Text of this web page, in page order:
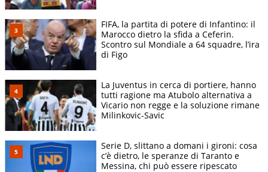
FIFA, la partita di potere di Infantino: il
Marocco dietro la sfida a Ceferin.
Scontro sul Mondiale a 64 squadre, l’ira
di Figo
La Juventus in cerca di portiere, hanno
tutti ragione ma Atubolo alternativa a
Vicario non regge e la soluzione rimane
Milinkovic-Savic
Serie D, slittano a domani i gironi: cosa
c’è dietro, le speranze di Taranto e
Messina, chi può essere ripescato